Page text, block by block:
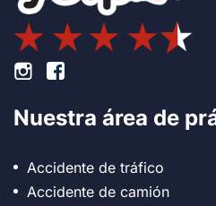
Pie de página Instagram
Pie de página Facebook
Nuestra área de
Accidente de tráfico
Accidente de camión